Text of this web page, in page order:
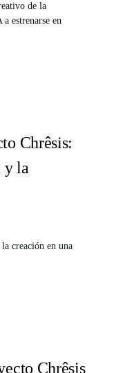
de la
estrenarse en
Chrêsis:
y la
creación en una
Chrêsis